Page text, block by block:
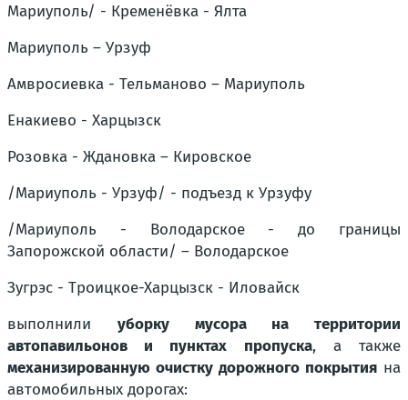
Мариуполь/ - Кременёвка - Ялта
Мариуполь – Урзуф
Амвросиевка - Тельманово – Мариуполь
Енакиево - Харцызск
Розовка - Ждановка – Кировское
/Мариуполь - Урзуф/ - подъезд к Урзуфу
/Мариуполь - Володарское - до границы
Запорожской области/ – Володарское
Зугрэс - Троицкое-Харцызск - Иловайск
выполнили уборку мусора на территории
автопавильонов и пунктах пропуска, а также
механизированную очистку дорожного покрытия на
автомобильных дорогах: